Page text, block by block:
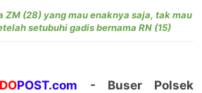
ZM (28) yang mau enaknya saja, tak mau
setubuhi gadis bernama RN (15)
POST.com - Buser Polsek